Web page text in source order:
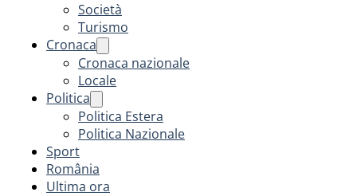
Società
Turismo
Cronaca
Cronaca nazionale
Locale
Politica
Politica Estera
Politica Nazionale
Sport
România
Ultima ora